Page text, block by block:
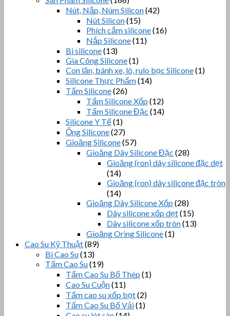
Nút, Nắp, Núm Silicon(42)
Nút Silicon(15)
Phích cắm silicone(16)
Nắp Silicone(11)
Bi silicone(13)
Gia Công Silicone(1)
Con lăn, bánh xe, lô, rulo bọc Silicone(1)
Silicone Thực Phẩm(14)
Tấm Silicone(26)
Tấm Silicone Xốp (12)
Tấm Silicone Đặc (14)
Silicone Y Tế(1)
Ống Silicone(27)
Gioăng Silicone(57)
Gioăng Dây Silicone Đặc (28)
Gioăng (ron) dây silicone đặc dẹt
(14)
Gioăng (ron) dây silicone đặc tròn
(14)
Gioăng Dây Silicone Xốp (28)
Dây silicone xốp dẹt(15)
Dây silicone xốp tròn(13)
Gioăng Oring Silicone(1)
Cao Su Kỹ Thuật(89)
Bi Cao Su(13)
Tấm Cao Su(19)
Tấm Cao Su Bố Thép (1)
Cao Su Cuộn(11)
Tấm cao su xốp bọt(2)
Tấm Cao Su Bố Vải(1)